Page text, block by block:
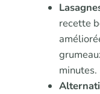
recette
minutes.